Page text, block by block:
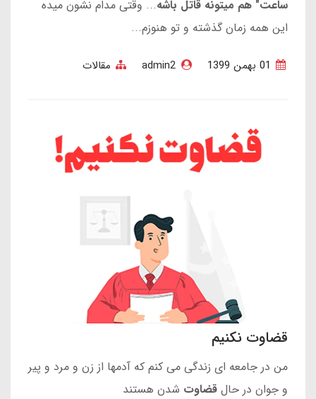
ساعت" هم میتونه قاتل باشه... وقتی مدام نشون میده
این همه زمان گذشته و تو هنوزم...
admin2 مقالات
قضاوت نکنیم
من در جامعه ای زندگی می کنم که آدمها از زن و مرد و پیر
و جوان در حال قضاوت شدن هستند